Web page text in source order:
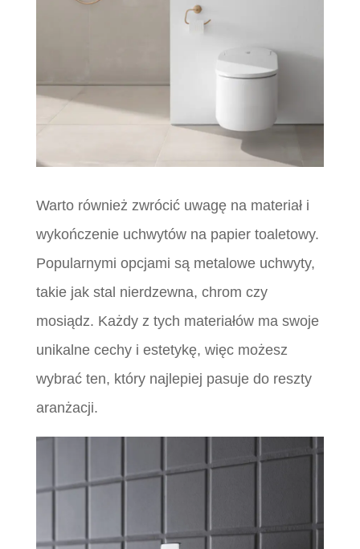
Warto również zwrócić uwagę na materiał i
wykończenie uchwytów na papier toaletowy.
Popularnymi opcjami są metalowe uchwyty,
takie jak stal nierdzewna, chrom czy
mosiądz. Każdy z tych materiałów ma swoje
unikalne cechy i estetykę, więc możesz
wybrać ten, który najlepiej pasuje do reszty
aranżacji.